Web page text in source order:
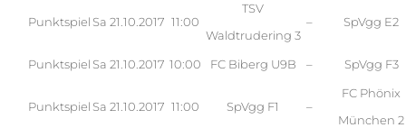
Punktspiel Sa 21.10.2017 11:00
TSV
Waldtrudering 3
– SpVgg E2
Punktspiel Sa 21.10.2017 10:00 FC Biberg U9B – SpVgg F3
Punktspiel Sa 21.10.2017 11:00 SpVgg F1 –
FC Phönix
München 2